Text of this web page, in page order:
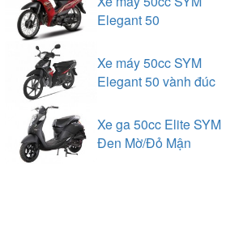
Elegant 50
Xe máy 50cc SYM
Elegant 50 vành đúc
Xe ga 50cc Elite SYM
Đen Mờ/Đỏ Mận